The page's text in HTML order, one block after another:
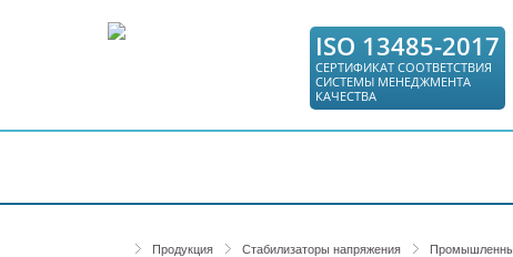
ISO 13485-2017
СЕРТИФИКАТ СООТВЕТСТВИЯ
СИСТЕМЫ МЕНЕДЖМЕНТА
КАЧЕСТВА
Продукция Стабилизаторы напряжения